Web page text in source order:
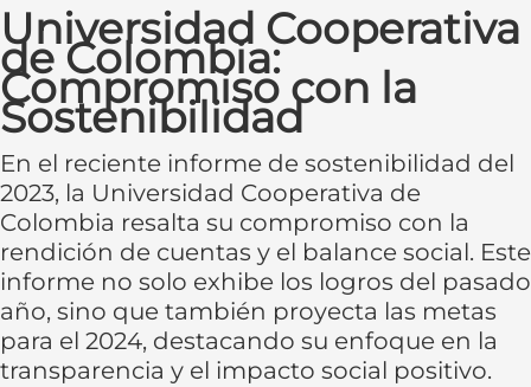
Universidad Cooperativa
de Colombia:
Compromiso con la
Sostenibilidad
En el reciente informe de sostenibilidad del
2023, la Universidad Cooperativa de
Colombia resalta su compromiso con la
rendición de cuentas y el balance social. Este
informe no solo exhibe los logros del pasado
año, sino que también proyecta las metas
para el 2024, destacando su enfoque en la
transparencia y el impacto social positivo.